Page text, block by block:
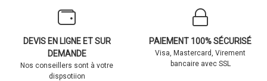
DEVIS EN LIGNE ET SUR
DEMANDE
Nos conseillers sont à votre
dispsotiion
PAIEMENT 100% SÉCURISÉ
Visa, Mastercard, Virement
bancaire avec SSL